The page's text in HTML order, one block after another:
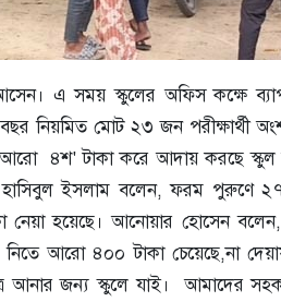
এ সময় স্কুলের অফিস কক্ষে
নিয়মিত মোট ২৩ জন পরীক্ষার্থী
আরো ৪শ' টাকা করে আদায় করছে স্কুল
হাসিবুল ইসলাম বলেন, ফরম পুরুণে
নেয়া হয়েছে। আনোয়ার হোসেন
নিতে আরো ৪০০ টাকা চেয়েছে,না
আনার জন্য স্কুলে যাই। আমাদের